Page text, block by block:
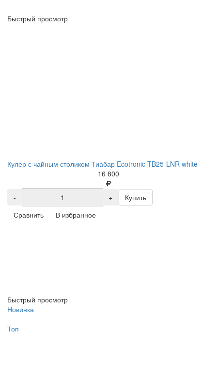
Быстрый просмотр
Кулер с чайным столиком Тиабар Ecotronic TB25-LNR white
16 800
- +
Купить
Сравнить
В избранное
Быстрый просмотр
Новинка
Топ